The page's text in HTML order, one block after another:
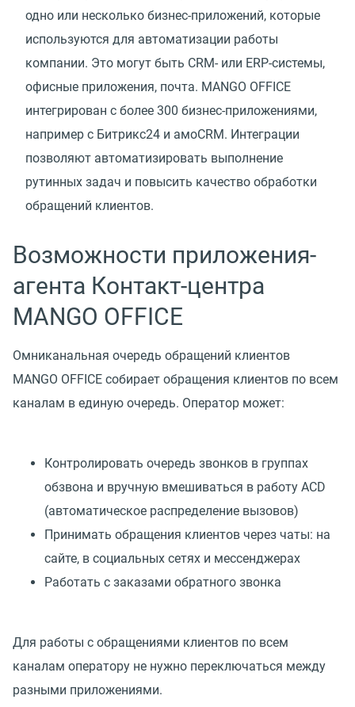
одно или несколько бизнес-приложений, которые
используются для автоматизации работы
компании. Это могут быть CRM- или ERP-системы,
офисные приложения, почта. MANGO OFFICE
интегрирован с более 300 бизнес-приложениями,
например с Битрикс24 и амоCRM. Интеграции
позволяют автоматизировать выполнение
рутинных задач и повысить качество обработки
обращений клиентов.
Возможности приложения-
агента Контакт-центра
MANGO OFFICE
Омниканальная очередь обращений клиентов
MANGO OFFICE собирает обращения клиентов по всем
каналам в единую очередь. Оператор может:
Контролировать очередь звонков в группах
обзвона и вручную вмешиваться в работу ACD
(автоматическое распределение вызовов)
Принимать обращения клиентов через чаты: на
сайте, в социальных сетях и мессенджерах
Работать с заказами обратного звонка
Для работы с обращениями клиентов по всем
каналам оператору не нужно переключаться между
разными приложениями.